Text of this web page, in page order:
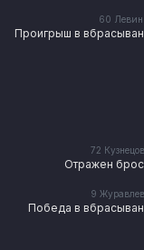
60 Левин
Проигрыш в
72
Отражен
9 Журавлев
Победа в